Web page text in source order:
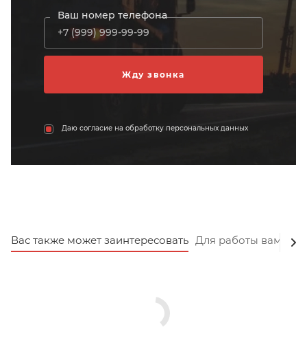
Ваш номер телефона
Даю согласие на обработку персональных данных
Вас также может заинтересовать Для работы вам